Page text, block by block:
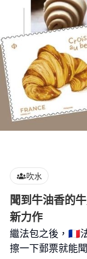
吹水
聞到牛油香的
新力作
繼法包之後，🇫🇷
擦一下郵票就能